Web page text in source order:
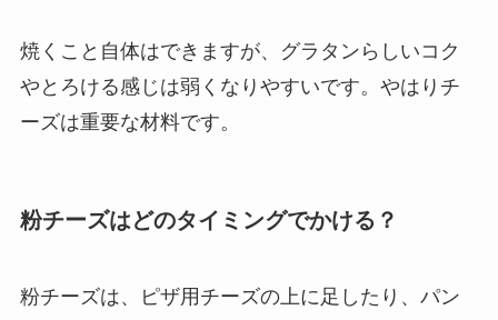
焼くこと自体はできますが、グラタンらしいコク
やとろける感じは弱くなりやすいです。やはりチ
ーズは重要な材料です。
粉チーズはどのタイミングでかける？
粉チーズは、ピザ用チーズの上に足したり、パン